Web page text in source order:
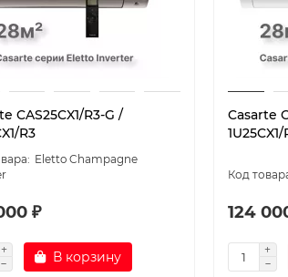
CAS25CX1/R3-G /
R3
Eletto Champagne
₽
В корзину
Casarte
1U25CX1/
124